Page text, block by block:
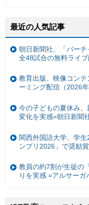
最近の人気記事
朝日新聞社、「バー
全48試合の無料ライ
教育出版、映像コン
ーミング配信（2026年
今の子どもの夏休み
変化を実感=朝日新聞
関西外国語大学、学
ンプリ2026」で奨励
教員の約7割が生徒の
りを実感 =アルサーガ